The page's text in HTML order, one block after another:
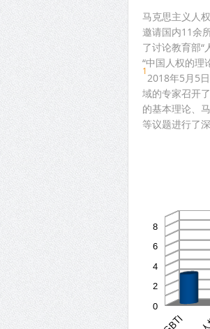
马克思主义人
邀请国内11余
了讨论教育部“
“中国人权的理
1
2018年5月5
域的专家召开
的基本理论、
等议题进行了深